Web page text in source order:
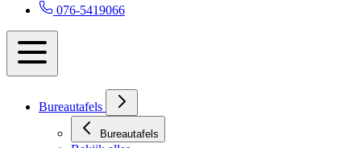
076-5419066
Bureautafels
Bureautafels